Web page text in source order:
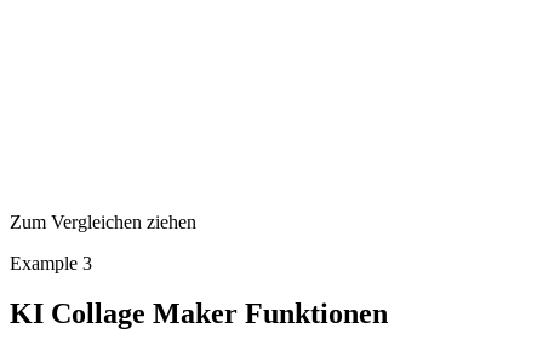
Zum Vergleichen ziehen
Example 3
KI Collage Maker Funktionen